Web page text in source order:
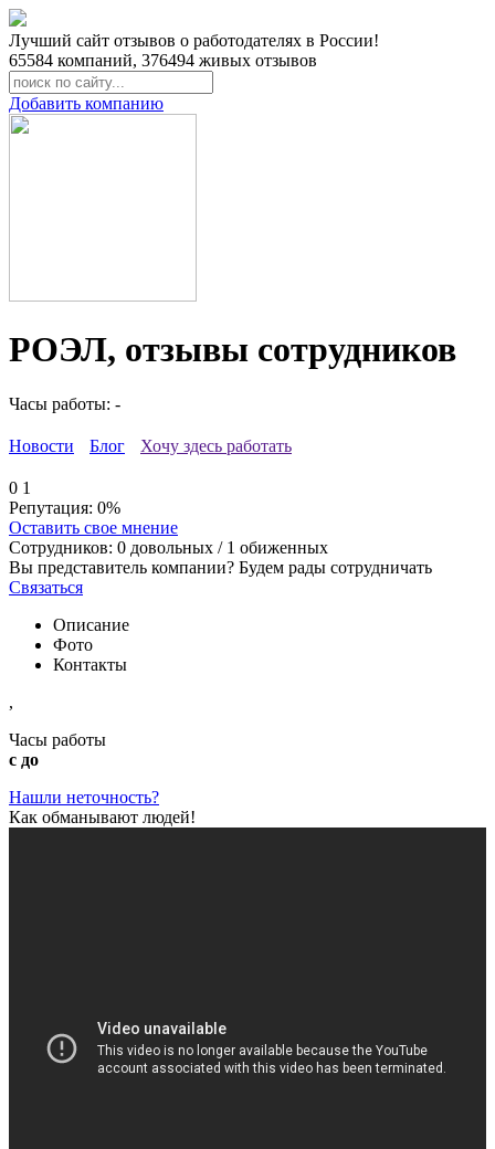
Лучший сайт отзывов о работодателях в России!
65584 компаний, 376494 живых отзывов
Добавить компанию
РОЭЛ, отзывы сотрудников
Часы работы: -
Новости Блог Хочу здесь работать
0 1
Репутация: 0%
Оставить свое мнение
Сотрудников: 0 довольных / 1 обиженных
Вы представитель компании? Будем рады сотрудничать
Связаться
Описание
Фото
Контакты
,
Часы работы
с до
Нашли неточность?
Как обманывают людей!